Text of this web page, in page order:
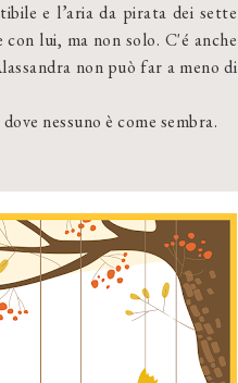
e l’aria da pirata dei sette
lui, ma non solo. C'é anche
non può far a meno di
nessuno è come sembra.